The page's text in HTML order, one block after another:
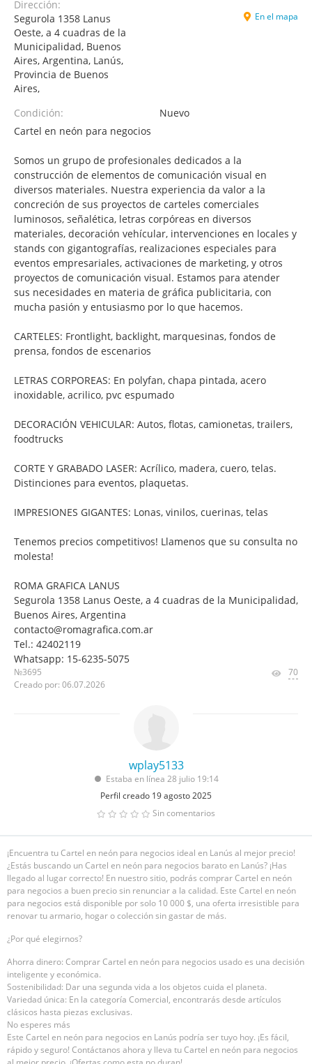
Dirección:
Segurola 1358 Lanus
Oeste, a 4 cuadras de la
Municipalidad, Buenos
Aires, Argentina, Lanús,
Provincia de Buenos
Aires,
En el mapa
Condición:
Nuevo
Cartel en neón para negocios
Somos un grupo de profesionales dedicados a la
construcción de elementos de comunicación visual en
diversos materiales. Nuestra experiencia da valor a la
concreción de sus proyectos de carteles comerciales
luminosos, señalética, letras corpóreas en diversos
materiales, decoración vehícular, intervenciones en locales y
stands con gigantografías, realizaciones especiales para
eventos empresariales, activaciones de marketing, y otros
proyectos de comunicación visual. Estamos para atender
sus necesidades en materia de gráfica publicitaria, con
mucha pasión y entusiasmo por lo que hacemos.
CARTELES: Frontlight, backlight, marquesinas, fondos de
prensa, fondos de escenarios
LETRAS CORPOREAS: En polyfan, chapa pintada, acero
inoxidable, acrilico, pvc espumado
DECORACIÓN VEHICULAR: Autos, flotas, camionetas, trailers,
foodtrucks
CORTE Y GRABADO LASER: Acrílico, madera, cuero, telas.
Distinciones para eventos, plaquetas.
IMPRESIONES GIGANTES: Lonas, vinilos, cuerinas, telas
Tenemos precios competitivos! Llamenos que su consulta no
molesta!
ROMA GRAFICA LANUS
Segurola 1358 Lanus Oeste, a 4 cuadras de la Municipalidad,
Buenos Aires, Argentina
contacto@romagrafica.com.ar
Tel.: 42402119
Whatsapp: 15-6235-5075
№3695
Creado por: 06.07.2026
70
wplay5133
Estaba en línea 28 julio 19:14
Perfil creado 19 agosto 2025
Sin comentarios
¡Encuentra tu Cartel en neón para negocios ideal en Lanús al mejor precio!
¿Estás buscando un Cartel en neón para negocios barato en Lanús? ¡Has
llegado al lugar correcto! En nuestro sitio, podrás comprar Cartel en neón
para negocios a buen precio sin renunciar a la calidad. Este Cartel en neón
para negocios está disponible por solo 10 000 $, una oferta irresistible para
renovar tu armario, hogar o colección sin gastar de más.
¿Por qué elegirnos?
Ahorra dinero: Comprar Cartel en neón para negocios usado es una decisión
inteligente y económica.
Sostenibilidad: Dar una segunda vida a los objetos cuida el planeta.
Variedad única: En la categoría Comercial, encontrarás desde artículos
clásicos hasta piezas exclusivas.
No esperes más
Este Cartel en neón para negocios en Lanús podría ser tuyo hoy. ¡Es fácil,
rápido y seguro! Contáctanos ahora y lleva tu Cartel en neón para negocios